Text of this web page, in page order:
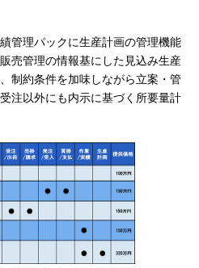
管理パックに生産計画の管理機能
売管理の情報基にした見込み生産
制約条件を加味しながら立案・管
注以外にも内示に基づく所要量計